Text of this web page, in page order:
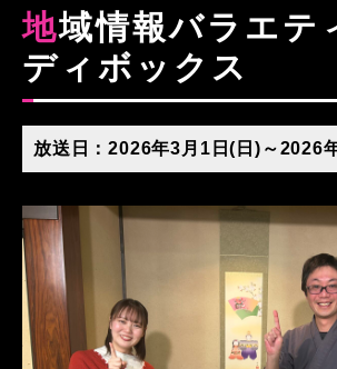
地域情報バラエティ キャン
ディボックス
放送日：2026年3月1日(日)～2026